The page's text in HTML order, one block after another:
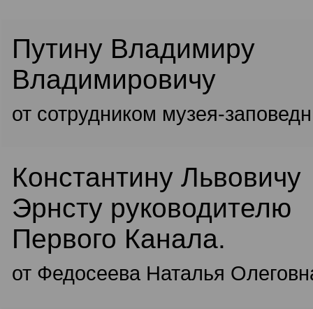
Путину Владимиру
Владимировичу
от сотрудником музея-
Константину Львовичу
Эрнсту руководителю
Первого Канала.
от Федосеева Наталья